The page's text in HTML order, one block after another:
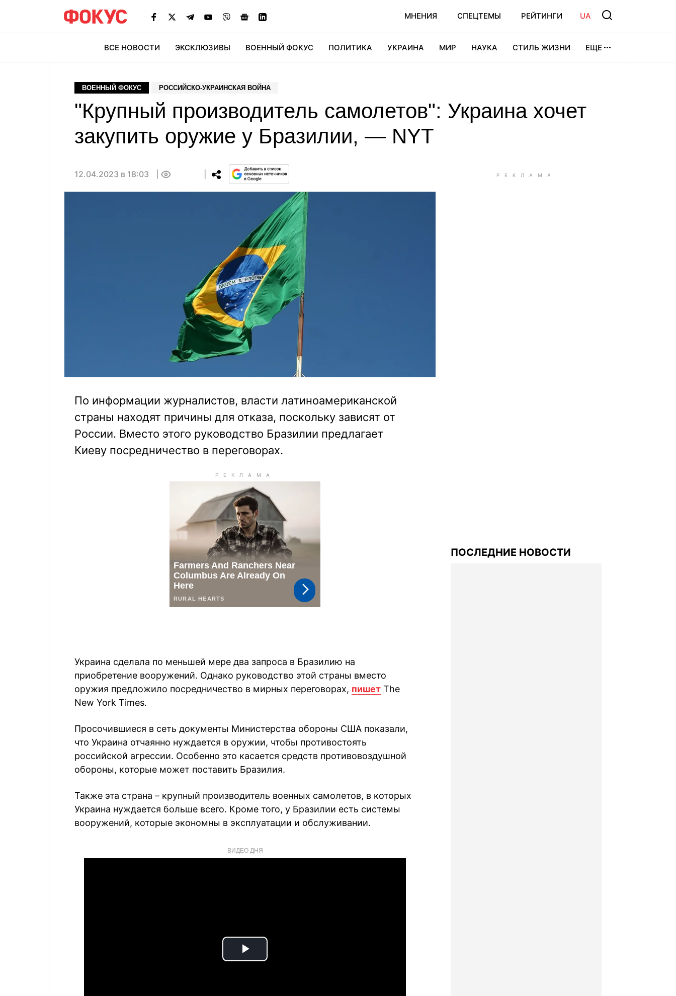
МНЕНИЯ СПЕЦТЕМЫ РЕЙТИНГИ UA
ВСЕ НОВОСТИ ЭКСКЛЮЗИВЫ ВОЕННЫЙ ФОКУС ПОЛИТИКА УКРАИНА МИР НАУКА СТИЛЬ ЖИЗНИ ЕЩЕ
ВОЕННЫЙ ФОКУС РОССИЙСКО-УКРАИНСКАЯ ВОЙНА
"Крупный производитель самолетов": Украина хочет
закупить оружие у Бразилии, — NYT
12.04.2023 в 18:03
По информации журналистов, власти латиноамериканской
страны находят причины для отказа, поскольку зависят от
России. Вместо этого руководство Бразилии предлагает
Киеву посредничество в переговорах.
Украина сделала по меньшей мере два запроса в Бразилию на
приобретение вооружений. Однако руководство этой страны вместо
оружия предложило посредничество в мирных переговорах, пишет The
New York Times.
Просочившиеся в сеть документы Министерства обороны США показали,
что Украина отчаянно нуждается в оружии, чтобы противостоять
российской агрессии. Особенно это касается средств противовоздушной
обороны, которые может поставить Бразилия.
Также эта страна – крупный производитель военных самолетов, в которых
Украина нуждается больше всего. Кроме того, у Бразилии есть системы
вооружений, которые экономны в эксплуатации и обслуживании.
ВИДЕО ДНЯ
Play
ПОСЛЕДНИЕ НОВОСТИ